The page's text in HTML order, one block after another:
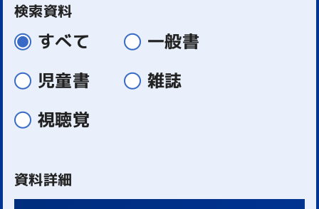
検索資料
すべて
一般書
児童書
雑誌
視聴覚
資料詳細